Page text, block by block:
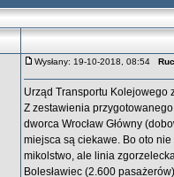
Wysłany: 19-10-2018, 08:54
Urząd Transportu Kolejowego
Z zestawienia
dworca Wrocław Główny
miejsca są ciekawe. Bo oto
mikolstwo, ale linia
Bolesławiec (2.600